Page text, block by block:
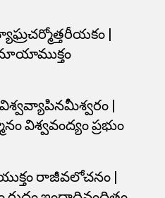
|
మాయాముక్తం
|
విశ్వవంద్యం ప్రభుం
రాజీవలోచనం |